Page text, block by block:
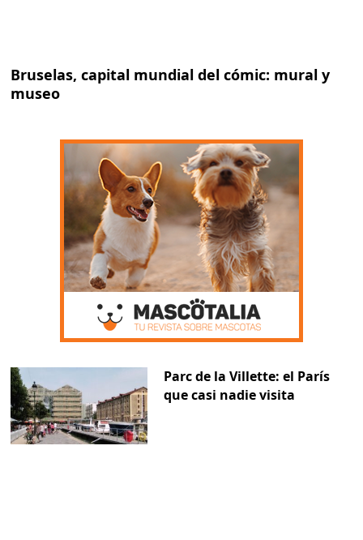
Bruselas, capital mundial del cómic: mural y
museo
Parc de la Villette: el París
que casi nadie visita